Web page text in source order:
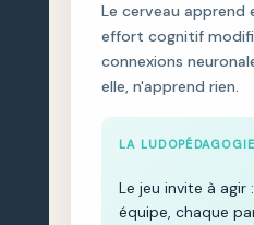
Le cerveau apprend
effort cognitif
connexions
elle, n'apprend rien.
LA
Le jeu invite à agir
équipe, chaque